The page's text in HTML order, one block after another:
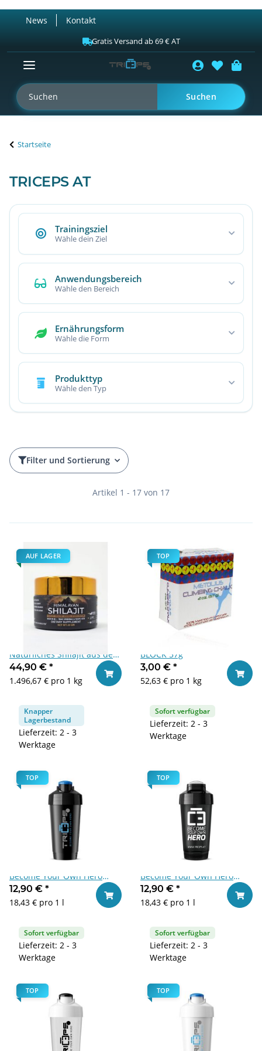
News Kontakt
Gratis Versand ab 69 € AT
Suchen
Startseite
TRICEPS AT
Trainingsziel
Wähle dein Ziel
Anwendungsbereich
Wähle den Bereich
Ernährungsform
Wähle die Form
Produkttyp
Wähle den Typ
Filter und Sortierung
Artikel 1 - 17 von 17
AUF LAGER
Natürliches Shilajit aus dem
Himalaya mit Fulvinsäure &
Mineralien 30g
44,90 € *
1.496,67 € pro 1 kg
Knapper
Lagerbestand
Lieferzeit: 2 - 3
Werktage
In den Warenkorb
TOP
BLOCK 57g
3,00 € *
52,63 € pro 1 kg
Sofort verfügbar
Lieferzeit: 2 - 3
Werktage
In
TOP
Triceps Shaker 700ml
Become Your Own Hero
Black-Blue
12,90 € *
18,43 € pro 1 l
Sofort verfügbar
Lieferzeit: 2 - 3
Werktage
In den Warenkorb
TOP
Triceps Shaker 700ml
Become Your Own Hero
Black-White
12,90 € *
18,43 € pro 1 l
Sofort verfügbar
Lieferzeit: 2 - 3
Werktage
In
TOP TOP